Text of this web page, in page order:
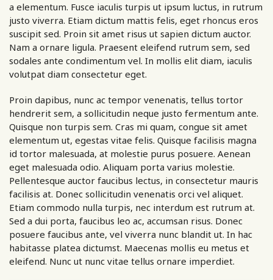
a elementum. Fusce iaculis turpis ut ipsum luctus, in rutrum
justo viverra. Etiam dictum mattis felis, eget rhoncus eros
suscipit sed. Proin sit amet risus ut sapien dictum auctor.
Nam a ornare ligula. Praesent eleifend rutrum sem, sed
sodales ante condimentum vel. In mollis elit diam, iaculis
volutpat diam consectetur eget.
Proin dapibus, nunc ac tempor venenatis, tellus tortor
hendrerit sem, a sollicitudin neque justo fermentum ante.
Quisque non turpis sem. Cras mi quam, congue sit amet
elementum ut, egestas vitae felis. Quisque facilisis magna
id tortor malesuada, at molestie purus posuere. Aenean
eget malesuada odio. Aliquam porta varius molestie.
Pellentesque auctor faucibus lectus, in consectetur mauris
facilisis at. Donec sollicitudin venenatis orci vel aliquet.
Etiam commodo nulla turpis, nec interdum est rutrum at.
Sed a dui porta, faucibus leo ac, accumsan risus. Donec
posuere faucibus ante, vel viverra nunc blandit ut. In hac
habitasse platea dictumst. Maecenas mollis eu metus et
eleifend. Nunc ut nunc vitae tellus ornare imperdiet.